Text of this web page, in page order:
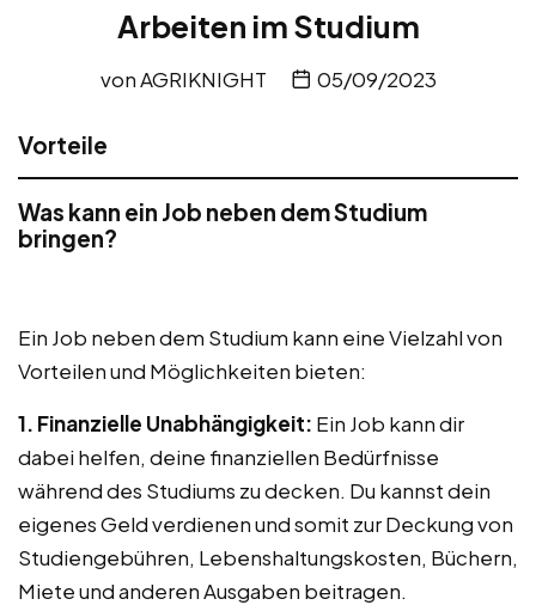
Arbeiten im Studium
vonAGRIKNIGHT 05/09/2023
Vorteile
Was kann ein Job neben dem Studium
bringen?
Ein Job neben dem Studium kann eine Vielzahl von
Vorteilen und Möglichkeiten bieten:
1. Finanzielle Unabhängigkeit: Ein Job kann dir
dabei helfen, deine finanziellen Bedürfnisse
während des Studiums zu decken. Du kannst dein
eigenes Geld verdienen und somit zur Deckung von
Studiengebühren, Lebenshaltungskosten, Büchern,
Miete und anderen Ausgaben beitragen.